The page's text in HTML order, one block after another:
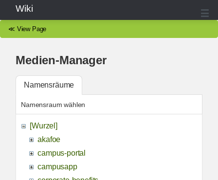
Wiki
≪ View Page
Medien-Manager
Namensräume
Namensraum wählen
[Wurzel]
akafoe
campus-portal
campusapp